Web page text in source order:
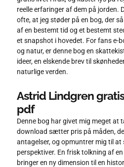
reelle erfaringer af dem på jorden.
ofte, at jeg støder på en bog, der
af en bestemt tid og et bestemt
et snapshot i hovedet. For fans e-
og natur, er denne bog en
ideer, en elskende brev til
naturlige verden.
Astrid Lindgren
pdf
Denne bog har givet mig meget at
download sætter pris på måden,
antagelser, og opmuntrer mig til at
perspektiver. En frisk tolkning af
bringer en ny dimension til en